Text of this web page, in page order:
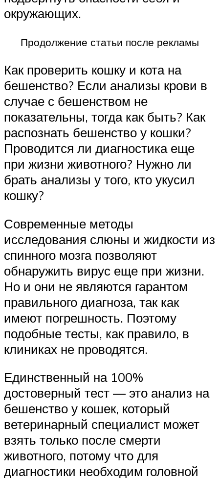
окружающих.
Продолжение статьи после рекламы
Как проверить кошку и кота на
бешенство? Если анализы крови в
случае с бешенством не
показательны, тогда как быть? Как
распознать бешенство у кошки?
Проводится ли диагностика еще
при жизни животного? Нужно ли
брать анализы у того, кто укусил
кошку?
Современные методы
исследования слюны и жидкости из
спинного мозга позволяют
обнаружить вирус еще при жизни.
Но и они не являются гарантом
правильного диагноза, так как
имеют погрешность. Поэтому
подобные тесты, как правило, в
клиниках не проводятся.
Единственный на 100%
достоверный тест — это анализ на
бешенство у кошек, который
ветеринарный специалист может
взять только после смерти
животного, потому что для
диагностики необходим головной